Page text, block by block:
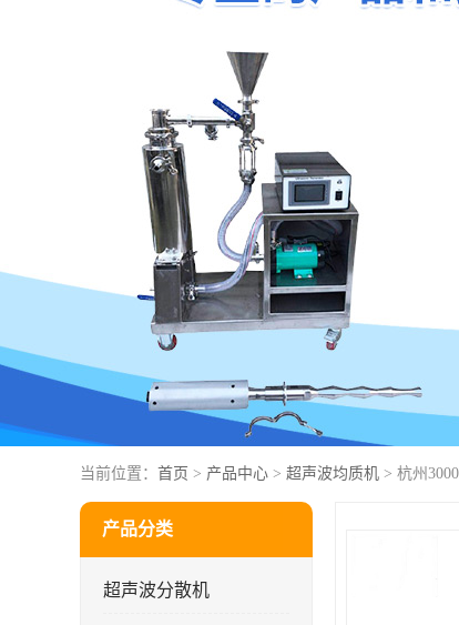
当前位置： 首页 > 产品中心 > 超声波均质机 > 杭州
产品分类
超声波分散机